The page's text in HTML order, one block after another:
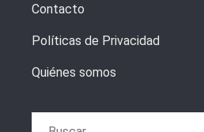
Contacto
Políticas de Privacidad
Quiénes somos